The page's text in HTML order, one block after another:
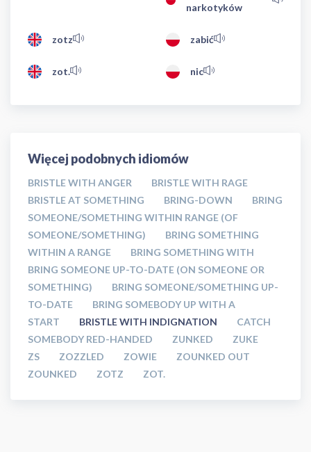
narkotyków
zotz zabić
zot. nic
Więcej podobnych idiomów
BRISTLE WITH ANGER
BRISTLE WITH RAGE
BRISTLE AT SOMETHING
BRING-DOWN
BRING
SOMEONE/SOMETHING WITHIN RANGE (OF
SOMEONE/SOMETHING)
BRING SOMETHING
WITHIN A RANGE
BRING SOMETHING WITH
BRING SOMEONE UP-TO-DATE (ON SOMEONE OR
SOMETHING)
BRING SOMEONE/SOMETHING UP-
TO-DATE
BRING SOMEBODY UP WITH A
START
BRISTLE WITH INDIGNATION
CATCH
SOMEBODY RED-HANDED
ZUNKED
ZUKE
ZS
ZOZZLED ZOWIE
ZOUNKED OUT
ZOUNKED
ZOTZ ZOT.